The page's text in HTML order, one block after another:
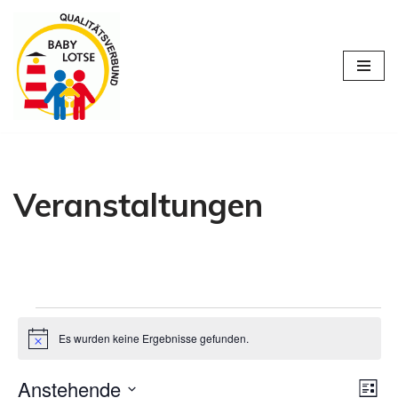
Zum
Inhalt
springen
Veranstaltungen
HinweisEs wurden keine Ergebnisse gefunden.
Anstehende